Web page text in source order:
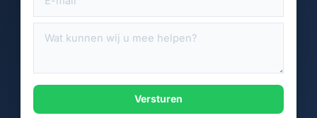
Versturen